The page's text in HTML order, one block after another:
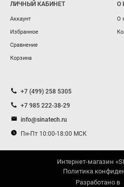
ЛИЧНЫЙ КАБИНЕТ
Аккаунт
Избранное
Сравнение
Корзина
О
О
+7 (499) 258 5305
+7 985 222-38-29
info@sinatech.ru
Пн-Пт 10:00-18:00 МСК
Интернет-магазин
Политика
Разработано в